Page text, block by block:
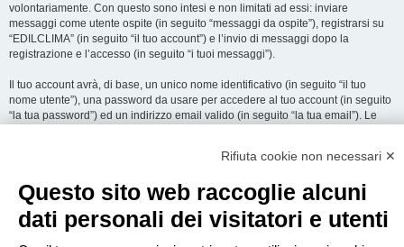
volontariamente. Con questo sono intesi e non limitati ad essi: inviare
messaggi come utente ospite (in seguito “messaggi da ospite”), registrarsi su
“EDILCLIMA” (in seguito “il tuo account”) e l’invio di messaggi dopo la
registrazione e l’accesso (in seguito “i tuoi messaggi”).
Il tuo account avrà, di base, un unico nome identificativo (in seguito “il tuo
nome utente”), una password da usare per accedere al tuo account (in seguito
“la tua password”) ed un indirizzo email valido (in seguito “la tua email”). Le
alle informazioni di nome utente, password ed indirizzo email richiesti durante
obbligatoria o opzionale, è a totale discrezione di “EDILCLIMA”. In tutti i casi,
hai la possibilità di selezionare quali delle informazioni che hai fornito possano
essere rese pubbliche. All’interno del tuo account, hai facoltà di opt-in o opt-out
Rifiuta cookie non necessari ✕
Questo sito web raccoglie alcuni
dati personali dei visitatori e utenti